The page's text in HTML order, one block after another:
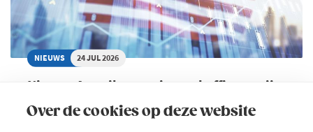
Over de cookies op deze website
NIEUWS 24 JUL 2026
Nieuwe Amerikaanse invoerheffingen zijn
van kracht: wat betekent dit voor EU-